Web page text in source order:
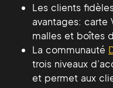
Les clients
avantages: carte
malles et boîtes
La communauté
trois niveaux
et permet aux